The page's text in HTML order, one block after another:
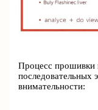
Процесс прошивки
последовательных
внимательности: